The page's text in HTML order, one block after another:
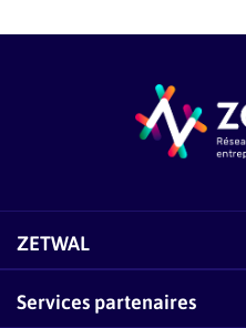
ZETWAL
Comment fonctionne Zetwal ?
Services partenaires